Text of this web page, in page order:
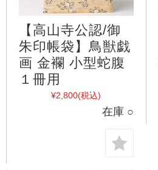
【高山寺公認/御
朱印帳袋】鳥獣戯
画 金襴 小型蛇腹
１冊用
¥2,800(税込)
在庫 ○